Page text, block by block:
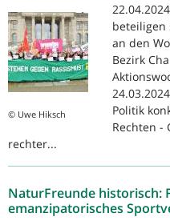
© Uwe Hiksch
beteiligen
an den
Bezirk
Politik
Rechten -
rechter...
NaturFreunde historisch:
emanzipatorisches